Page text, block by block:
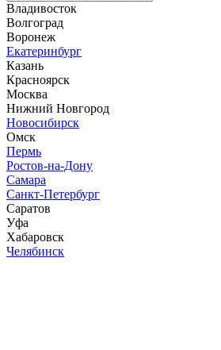
Владивосток
Волгоград
Воронеж
Екатеринбург
Казань
Красноярск
Москва
Нижний Новгород
Новосибирск
Омск
Пермь
Ростов-на-Дону
Самара
Санкт-Петербург
Саратов
Уфа
Хабаровск
Челябинск